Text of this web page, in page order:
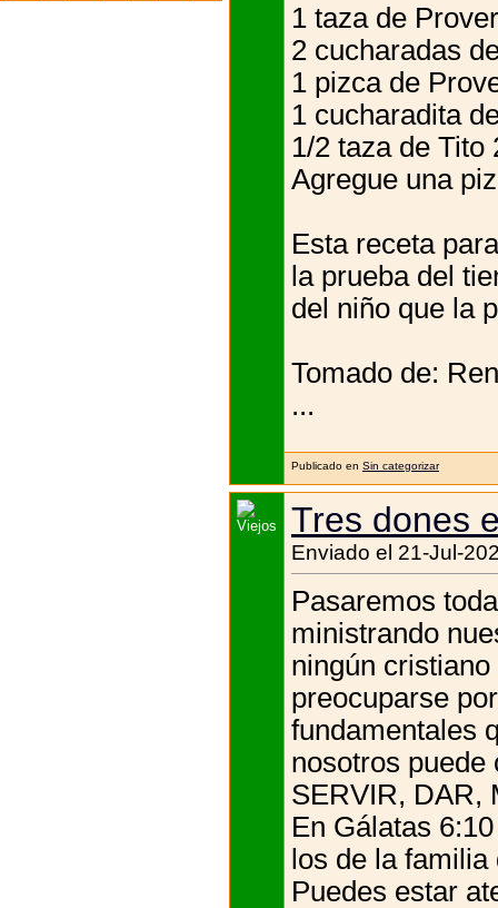
1 taza de
2 cucharadas
1 pizca de
1 cucharadita
1/2 taza de Tito
Agregue una
Esta receta
la prueba del
del niño que la
Tomado de:
...
Publicado en Sin categorizar
Tres dones
Enviado el 21-Jul-
Pasaremos
ministrando
ningún
preocuparse
fundamentales
nosotros puede
SERVIR, DAR,
En Gálatas
los de la familia
Puedes estar